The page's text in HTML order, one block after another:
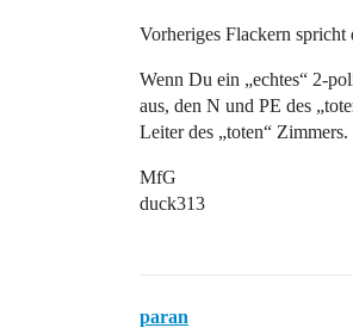
Vorheriges Flackern
Wenn Du ein „echtes“ 2-
aus, den N und PE des
Leiter des „toten“
MfG
duck313
paran